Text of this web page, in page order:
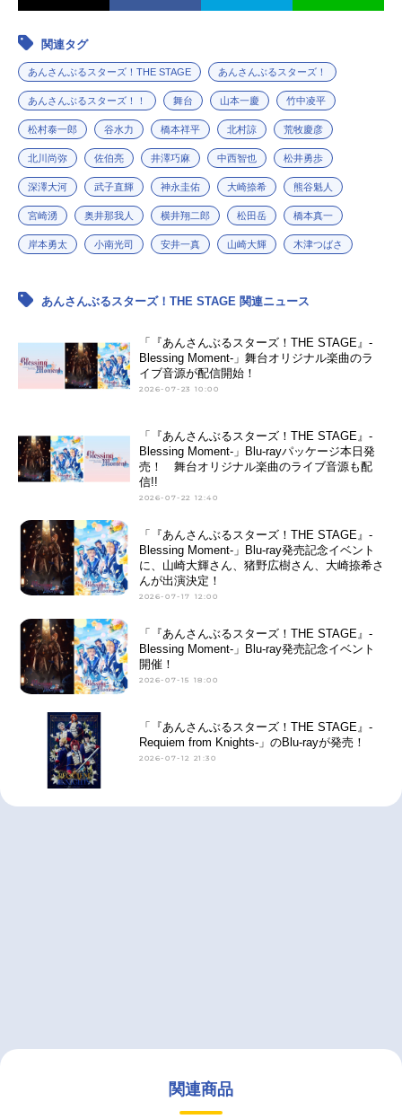
関連タグ
あんさんぶるスターズ！THE STAGE あんさんぶるスターズ！
あんさんぶるスターズ！！ 舞台 山本一慶 竹中凌平
松村泰一郎 谷水力 橋本祥平 北村諒 荒牧慶彦
北川尚弥 佐伯亮 井澤巧麻 中西智也 松井勇歩
深澤大河 武子直輝 神永圭佑 大崎捺希 熊谷魁人
宮崎湧 奥井那我人 横井翔二郎 松田岳 橋本真一
岸本勇太 小南光司 安井一真 山崎大輝 木津つばさ
あんさんぶるスターズ！THE STAGE 関連ニュース
「『あんさんぶるスターズ！THE STAGE』-
Blessing Moment-」舞台オリジナル楽曲のラ
イブ音源が配信開始！
2026-07-23 10:00
「『あんさんぶるスターズ！THE STAGE』-
Blessing Moment-」Blu-rayパッケージ本日発
売！ 舞台オリジナル楽曲のライブ音源も配
信!!
2026-07-22 12:40
「『あんさんぶるスターズ！THE STAGE』-
Blessing Moment-」Blu-ray発売記念イベント
に、山崎大輝さん、猪野広樹さん、大崎捺希さ
んが出演決定！
2026-07-17 12:00
「『あんさんぶるスターズ！THE STAGE』-
Blessing Moment-」Blu-ray発売記念イベント
開催！
2026-07-15 18:00
「『あんさんぶるスターズ！THE STAGE』-
Requiem from Knights-」のBlu-rayが発売！
2026-07-12 21:30
関連商品